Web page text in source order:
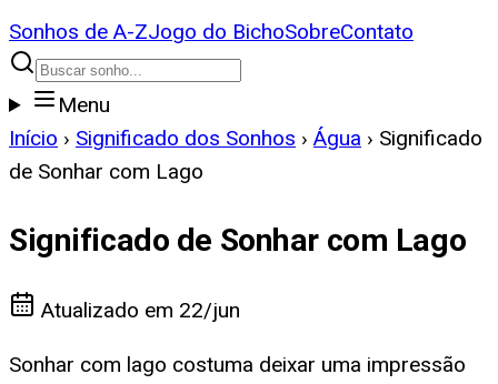
Sonhos de A-ZJogo do BichoSobreContato
Menu
Início › Significado dos Sonhos › Água › Significado
de Sonhar com Lago
Significado de Sonhar com Lago
Atualizado em 22/jun
Sonhar com lago costuma deixar uma impressão